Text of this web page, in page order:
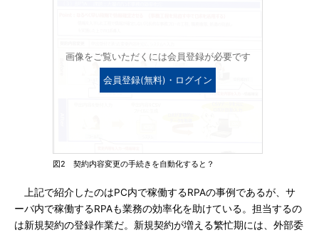
画像をご覧いただくには会員登録が必要です
会員登録(無料)・ログイン
図2 契約内容変更の手続きを自動化すると？
上記で紹介したのはPC内で稼働するRPAの事例であるが、サ
ーバ内で稼働するRPAも業務の効率化を助けている。担当するの
は新規契約の登録作業だ。新規契約が増える繁忙期には、外部委